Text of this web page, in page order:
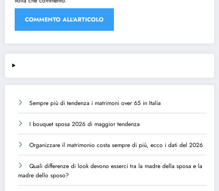
Sempre più di tendenza i matrimoni over 65 in Italia
I bouquet sposa 2026 di maggior tendenza
Organizzare il matrimonio costa sempre di più, ecco i dati del 2026
Quali differenze di look devono esserci tra la madre della sposa e la
madre dello sposo?